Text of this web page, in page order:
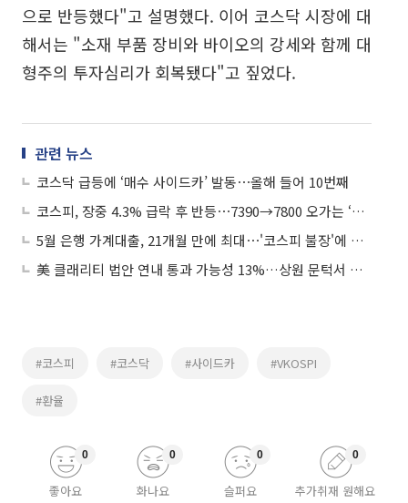
으로 반등했다"고 설명했다. 이어 코스닥 시장에 대
해서는 "소재 부품 장비와 바이오의 강세와 함께 대
형주의 투자심리가 회복됐다"고 짚었다.
관련 뉴스
코스닥 급등에 ‘매수 사이드카’ 발동⋯올해 들어 10번째
코스피, 장중 4.3% 급락 후 반등⋯7390→7800 오가는 ‘널뛰기 장세’
5월 은행 가계대출, 21개월 만에 최대⋯'코스피 불장'에 기타대출 반등
美 클래리티 법안 연내 통과 가능성 13%…상원 문턱서 제동
#코스피 #코스닥 #사이드카 #VKOSPI
#환율
좋아요
0
화나요
0
슬퍼요
0
추가취재 원해요
0